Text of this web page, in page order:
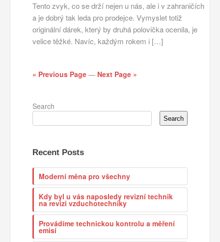
Tento zvyk, co se drží nejen u nás, ale i v zahraničích
a je dobrý tak leda pro prodejce. Vymyslet totiž
originální dárek, který by druhá polovička ocenila, je
velice těžké. Navíc, každým rokem i […]
« Previous Page — Next Page »
Search
Search
Recent Posts
Moderní měna pro všechny
Kdy byl u vás naposledy revizní technik
na revizi vzduchotechniky
Provádíme technickou kontrolu a měření
emisí